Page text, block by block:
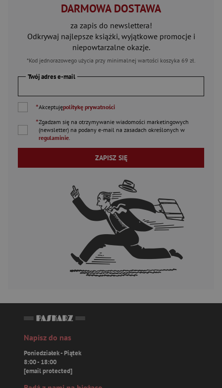
DARMOWA DOSTAWA
za zapis do newslettera!
Odkrywaj najlepsze książki, wyjątkowe promocje i
niepowtarzalne okazje.
*Kod jednorazowego użycia przy minimalnej wartości koszyka 69 zł.
Twój adres e-mail
*Akceptujępolitykę prywatności
*Zgadzam się na otrzymywanie wiadomości marketingowych
(newsletter) na podany e-mail na zasadach określonych w
regulaminie
ZAPISZ SIĘ
Napisz do nas
Poniedziałek - Piątek
8:00 - 18:00
[email protected]